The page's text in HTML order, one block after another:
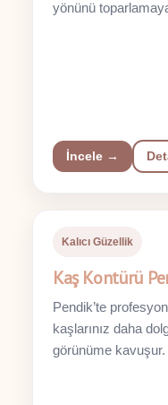
yönünü
İncele →
Kalıcı Güzellik
Kaş Kontürü
Pendik’te
kaşlarınız daha
görünüme kavuşur.